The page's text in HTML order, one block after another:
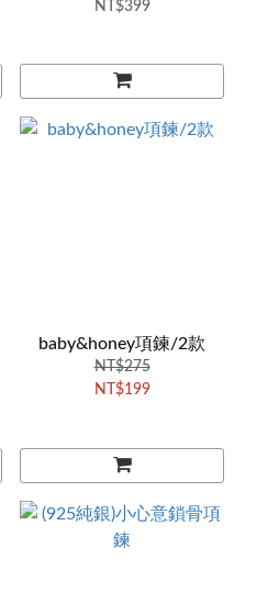
NT$399
baby&honey項鍊/2款
NT$275
NT$199